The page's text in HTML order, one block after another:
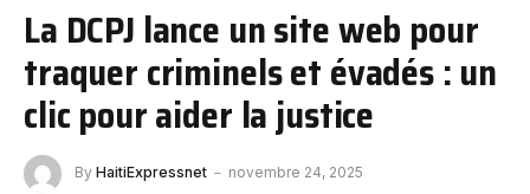
La DCPJ lance un site web pour
traquer criminels et évadés : un
clic pour aider la justice
By HaitiExpressnet
novembre 24, 2025